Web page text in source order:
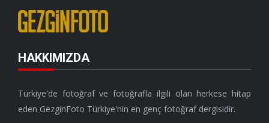
HAKKIMIZDA
Türkiye'de fotoğraf ve fotoğrafla ilgili olan herkese hitap
eden GezginFoto Türkiye'nin en genç fotoğraf dergisidir.